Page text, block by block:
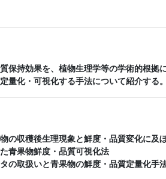
保持効果を、植物生理学等の学術的根拠
量化・可視化する手法について紹介する。
の収穫後生理現象と鮮度・品質変化に及
青果物鮮度・品質可視化法
の取扱いと青果物の鮮度・品質定量化手